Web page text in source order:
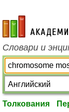
academic.ru
Словари и
Толкования